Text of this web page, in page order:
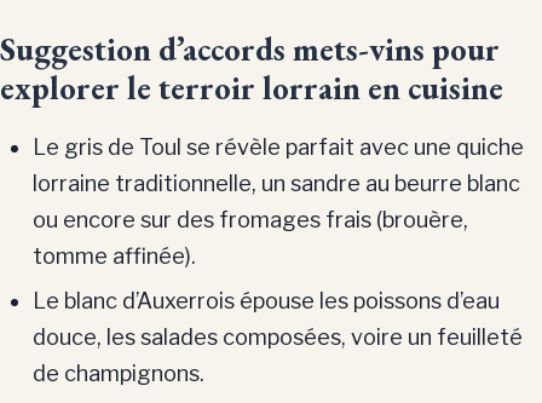
Suggestion d’accords mets-vins pour
explorer le terroir lorrain en cuisine
Le gris de Toul se révèle parfait avec une quiche
lorraine traditionnelle, un sandre au beurre blanc
ou encore sur des fromages frais (brouère,
tomme affinée).
Le blanc d’Auxerrois épouse les poissons d’eau
douce, les salades composées, voire un feuilleté
de champignons.